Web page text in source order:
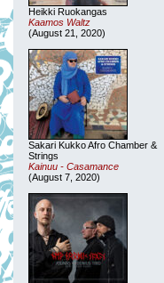
Heikki Ruokangas
Kaamos Waltz
(August 21, 2020)
Sakari Kukko Afro Chamber &
Strings
Kainuu - Casamance
(August 7, 2020)